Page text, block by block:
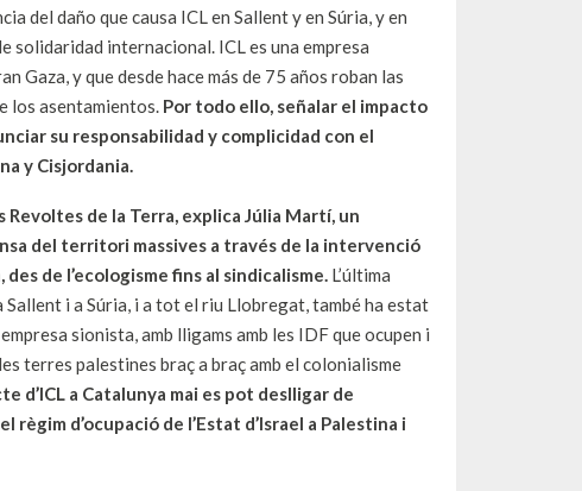
del daño que causa ICL en Sallent y en Súria, y en
internacional. ICL es una empresa
Gaza, y que desde hace más de 75 años roban las
los asentamientos. Por todo ello, señalar el impacto
su responsabilidad y complicidad con el
y Cisjordania.
de la Terra, explica Júlia Martí, un
del territori massives a través de la intervenció
de l’ecologisme fins al sindicalisme. L’última
Sallent i a Súria, i a tot el riu Llobregat, també ha estat
sionista, amb lligams amb les IDF que ocupen i
terres palestines braç a braç amb el colonialisme
d’ICL a Catalunya mai es pot deslligar de
d’ocupació de l’Estat d’Israel a Palestina i